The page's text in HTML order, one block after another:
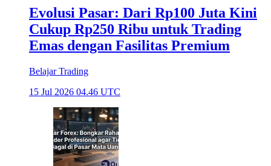
Evolusi Pasar: Dari Rp100 Juta Kini
Cukup Rp250 Ribu untuk Trading
Emas dengan Fasilitas Premium
Belajar Trading
15 Jul 2026 04.46 UTC